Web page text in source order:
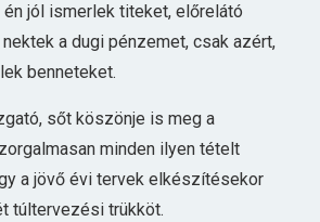
én jól ismerlek titeket, előrelátó
a dugi pénzemet, csak azért,
benneteket.
sőt köszönje is meg a
minden ilyen tételt
a jövő évi tervek elkészítésekor
túltervezési trükköt.